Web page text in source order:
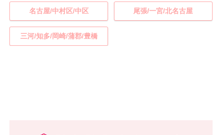
名古屋/中村区/中区 尾張/一宮/北名古屋
三河/知多/岡崎/蒲郡/豊橋